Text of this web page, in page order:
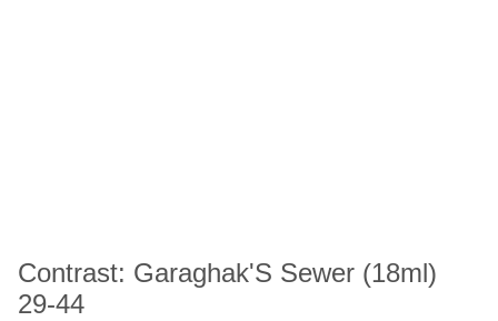
Contrast: Garaghak'S Sewer (18ml)
29-44